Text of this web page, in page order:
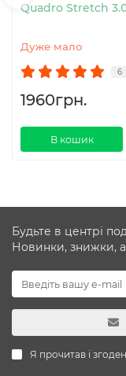
Quadro Stretch
Дуже мало
6
1960грн.
В кошик
Будьте в центрі
Новинки, знижки,
Я прочитав і